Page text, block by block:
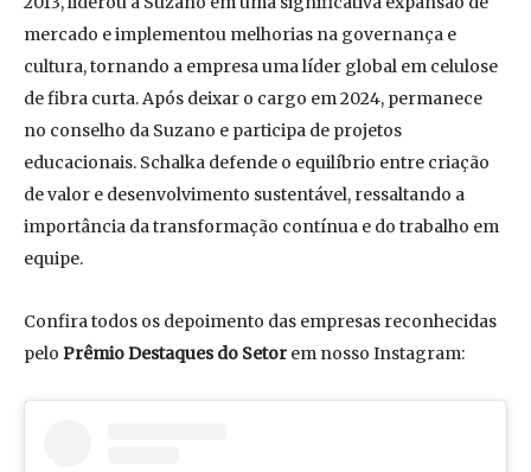
mercado e implementou melhorias na governança e
cultura, tornando a empresa uma líder global em celulose
de fibra curta. Após deixar o cargo em 2024, permanece
no conselho da Suzano e participa de projetos
educacionais. Schalka defende o equilíbrio entre criação
de valor e desenvolvimento sustentável, ressaltando a
importância da transformação contínua e do trabalho em
equipe.
Confira todos os depoimento das empresas reconhecidas
pelo Prêmio Destaques do Setor em nosso Instagram: